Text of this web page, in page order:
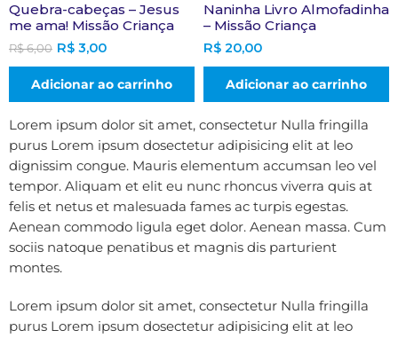
Quebra-cabeças – Jesus
me ama! Missão Criança
R$6,00 R$ 3,00
Adicionar ao carrinho
Naninha Livro Almofadinha
– Missão Criança
R$ 20,00
Adicionar ao carrinho
Lorem ipsum dolor sit amet, consectetur Nulla fringilla
purus Lorem ipsum dosectetur adipisicing elit at leo
dignissim congue. Mauris elementum accumsan leo vel
tempor. Aliquam et elit eu nunc rhoncus viverra quis at
felis et netus et malesuada fames ac turpis egestas.
Aenean commodo ligula eget dolor. Aenean massa. Cum
sociis natoque penatibus et magnis dis parturient
montes.
Lorem ipsum dolor sit amet, consectetur Nulla fringilla
purus Lorem ipsum dosectetur adipisicing elit at leo